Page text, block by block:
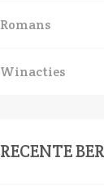
Romans
Winacties
RECENTE